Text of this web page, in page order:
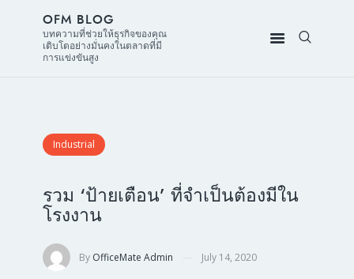
OFM BLOG
บทความที่ช่วยให้ธุรกิจของคุณ
เติบโตอย่างมั่นคงในตลาดที่มี
การแข่งขันสูง
Industrial
รวม ‘ป้ายเตือน’ ที่จำเป็นต้องมีใน
โรงงาน
By OfficeMate Admin July 14, 2020